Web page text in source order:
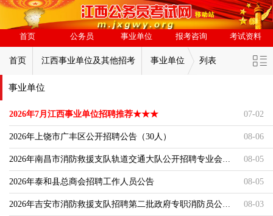
首页 公务员 事业单位 报考咨询 考试资料
首页 江西事业单位及其他招考 事业单位 列表
事业单位
2026年7月江西事业单位招聘推荐★★★ 07-02
2026年上饶市广丰区公开招聘公告（30人） 08-06
2026年南昌市消防救援支队轨道交通大队公开招聘专业会计公告08-05
2026年泰和县总商会招聘工作人员公告 08-05
2026年吉安市消防救援支队招聘第二批政府专职消防员公告（108人）
08-03